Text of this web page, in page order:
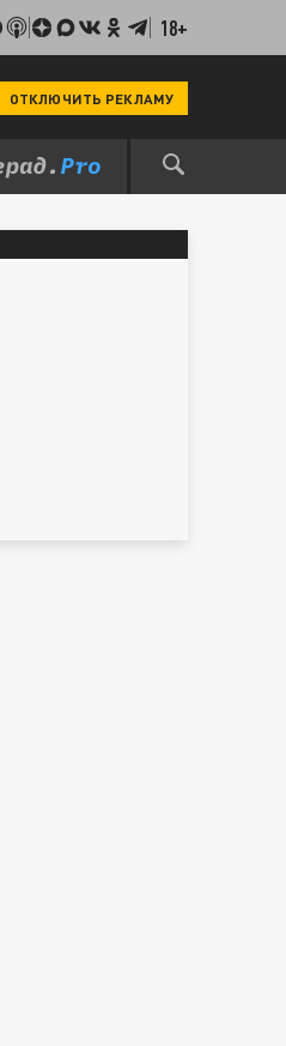
18+
ОТКЛЮЧИТЬ РЕКЛАМУ